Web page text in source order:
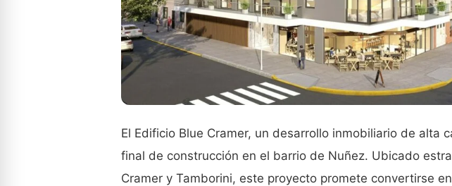
El Edificio Blue Cramer, un desarrollo inmobiliario de alta
final de construcción en el barrio de Nuñez. Ubicado
Cramer y Tamborini, este proyecto promete convertirse